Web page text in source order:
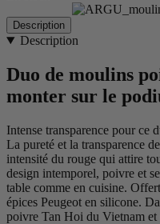
Description
Description
Duo de moulins
monter sur le
Intense transparence pour ce
La pureté et la transparence
intensité du rouge qui attire
design intemporel, poivre et
table comme en cuisine.
épices Peugeot en silicone.
poivre Tan Hoi du Vietnam et